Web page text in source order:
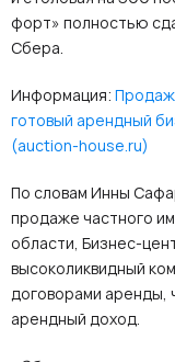
форт» полностью
Сбера.
Информация:
готовый арендный
(auction-house.ru)
По словам Инны
продаже частного
области, Бизнес-
высоколиквидный
договорами аренды,
арендный доход.